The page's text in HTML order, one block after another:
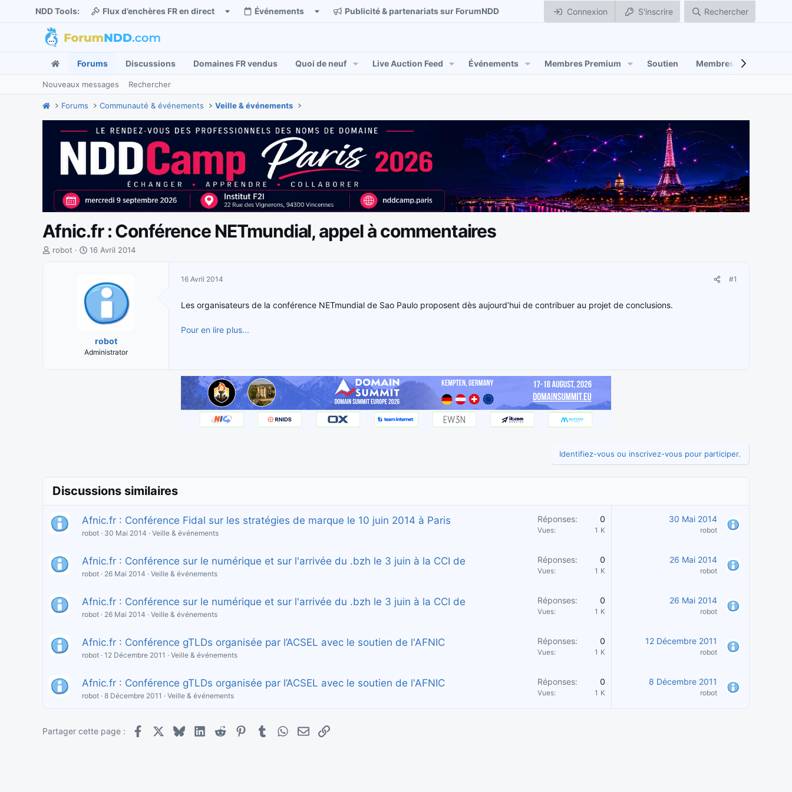
NDD Tools: Flux d’enchères FR en direct Événements Publicité & partenariats sur ForumNDD Connexion S'inscrire Rechercher
Forums Discussions Domaines FR vendus Quoi de neuf Live Auction Feed Événements Membres Premium Soutien Membres
Nouveaux messages Rechercher
Forums Communauté & événements Veille & événements
Afnic.fr : Conférence NETmundial, appel à commentaires
I
s
i
n
robot
D
e
d
u
16 Avril 2014
robot
Administrator
16 Avril 2014 #1
Les organisateurs de la conférence NETmundial de Sao Paulo proposent dès aujourd’hui de contribuer au projet de conclusions.
Pour en lire plus...
Identifiez-vous ou inscrivez-vous pour participer.
Discussions similaires
Afnic.fr : Conférence Fidal sur les stratégies de marque le 10 juin 2014 à Paris
robot 30 Mai 2014 Veille & événements
Réponses 0
Vues 1 K
30 Mai 2014
robot
Afnic.fr : Conférence sur le numérique et sur l'arrivée du .bzh le 3 juin à la CCI de
robot 26 Mai 2014 Veille & événements
Réponses 0
Vues 1 K
26 Mai 2014
robot
Afnic.fr : Conférence sur le numérique et sur l'arrivée du .bzh le 3 juin à la CCI de
robot 26 Mai 2014 Veille & événements
Réponses 0
Vues 1 K
26 Mai 2014
robot
Afnic.fr : Conférence gTLDs organisée par l’ACSEL avec le soutien de l'AFNIC
robot 12 Décembre 2011 Veille & événements
Réponses 0
Vues 1 K
12 Décembre 2011
robot
Afnic.fr : Conférence gTLDs organisée par l’ACSEL avec le soutien de l'AFNIC
robot 8 Décembre 2011 Veille & événements
Réponses 0
Vues 1 K
8 Décembre 2011
robot
Partager cette page : Facebook BlueskyLinkedIn
Reddit PinterestTumblrWhatsApp
E-mailLien